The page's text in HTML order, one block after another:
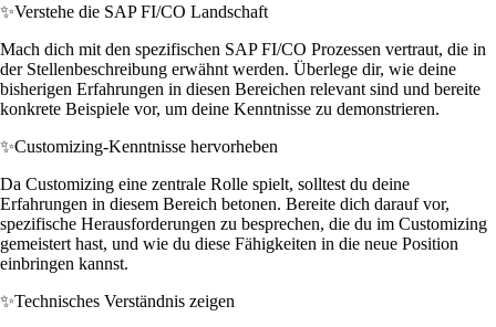
✨Verstehe die SAP FI/CO Landschaft
Mach dich mit den spezifischen SAP FI/CO Prozessen vertraut, die in
der Stellenbeschreibung erwähnt werden. Überlege dir, wie deine
bisherigen Erfahrungen in diesen Bereichen relevant sind und bereite
konkrete Beispiele vor, um deine Kenntnisse zu demonstrieren.
✨Customizing-Kenntnisse hervorheben
Da Customizing eine zentrale Rolle spielt, solltest du deine
Erfahrungen in diesem Bereich betonen. Bereite dich darauf vor,
spezifische Herausforderungen zu besprechen, die du im Customizing
gemeistert hast, und wie du diese Fähigkeiten in die neue Position
einbringen kannst.
✨Technisches Verständnis zeigen